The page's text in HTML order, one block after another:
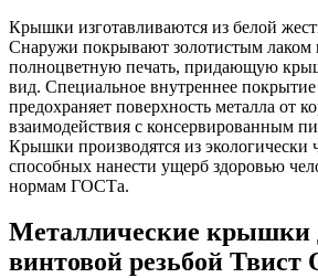
Крышки изготавливаются из белой
Снаружи покрывают золотистым лаком
полноцветную печать, придающую
вид. Специальное внутреннее покрытие
предохраняет поверхность металла от
взаимодействия с консервированным
Крышки производятся из экологически
способных нанести ущерб здоровью
нормам ГОСТа.
Металлические крышки
винтовой резьбой